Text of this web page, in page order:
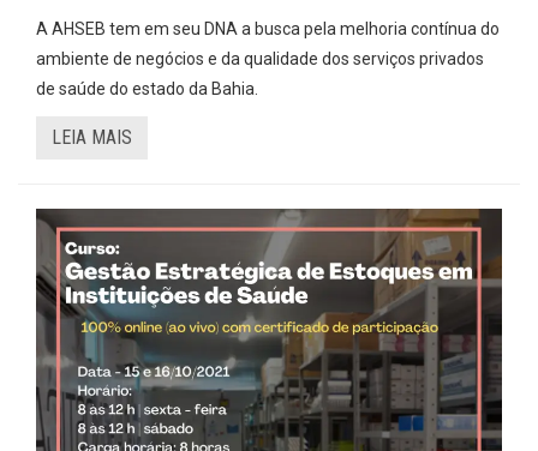
A AHSEB tem em seu DNA a busca pela melhoria contínua do
ambiente de negócios e da qualidade dos serviços privados
de saúde do estado da Bahia.
LEIA MAIS